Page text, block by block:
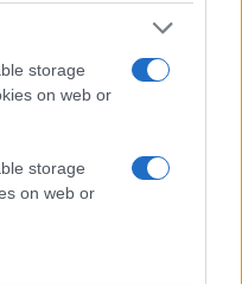
storage
on web or
storage
on web or
οποιαδήποτε στιγμή,
χάρι στο πλήρως
εταιρίας.